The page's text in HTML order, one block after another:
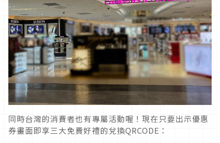
同時台灣的消費者也有專屬活動喔！現在只要出示優惠
券畫面即享三大免費好禮的兌換QRCODE：